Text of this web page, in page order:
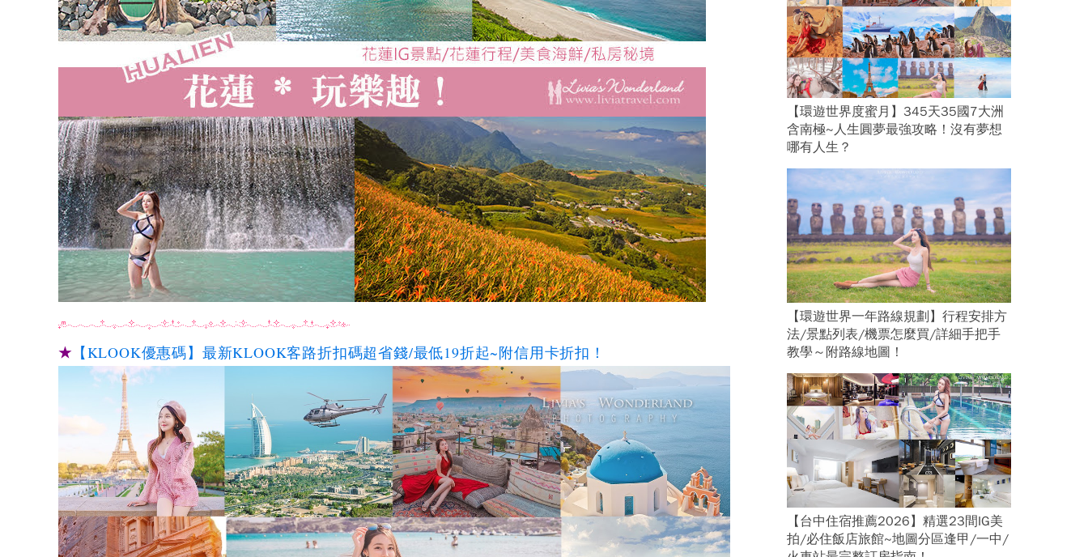
★ 【KLOOK優惠碼】最新KLOOK客路折扣碼超省錢/最低19折起~附信用卡折扣！
【環遊世界度蜜月】345天35國7大洲
含南極~人生圓夢最強攻略！沒有夢想
哪有人生？
【環遊世界一年路線規劃】行程安排方
法/景點列表/機票怎麼買/詳細手把手
教學～附路線地圖！
【台中住宿推薦2026】精選23間IG美
拍/必住飯店旅館~地圖分區逢甲/一中/